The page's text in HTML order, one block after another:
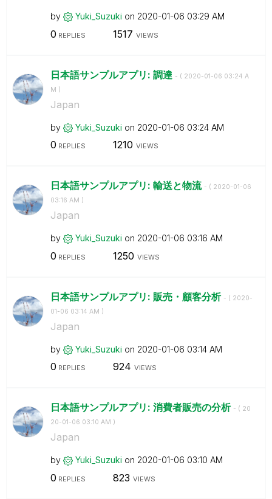
by Yuki_Suzuki on ‎2020-01-06 03:29 AM
0 REPLIES 1517 VIEWS
日本語サンプルアプリ: 調達 - ( ‎2020-01-06 03:24 A
M )
Japan
by Yuki_Suzuki on ‎2020-01-06 03:24 AM
0 REPLIES 1210 VIEWS
日本語サンプルアプリ: 輸送と物流 - ( ‎2020-01-06
03:16 AM )
Japan
by Yuki_Suzuki on ‎2020-01-06 03:16 AM
0 REPLIES 1250 VIEWS
日本語サンプルアプリ: 販売・顧客分析 - ( ‎2020-
01-06 03:14 AM )
Japan
by Yuki_Suzuki on ‎2020-01-06 03:14 AM
0 REPLIES 924 VIEWS
日本語サンプルアプリ: 消費者販売の分析 - ( ‎20
20-01-06 03:10 AM )
Japan
by Yuki_Suzuki on ‎2020-01-06 03:10 AM
0 REPLIES 823 VIEWS